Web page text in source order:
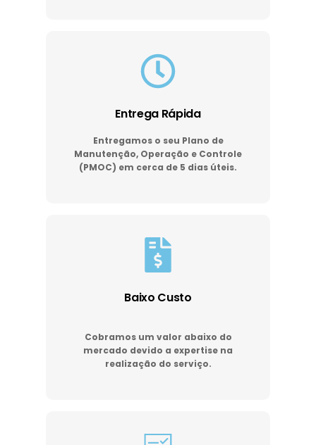
Entrega Rápida
Entregamos o seu Plano de
Manutenção, Operação e Controle
(PMOC) em cerca de 5 dias úteis.
Baixo Custo
Cobramos um valor abaixo do
mercado devido a expertise na
realização do serviço.